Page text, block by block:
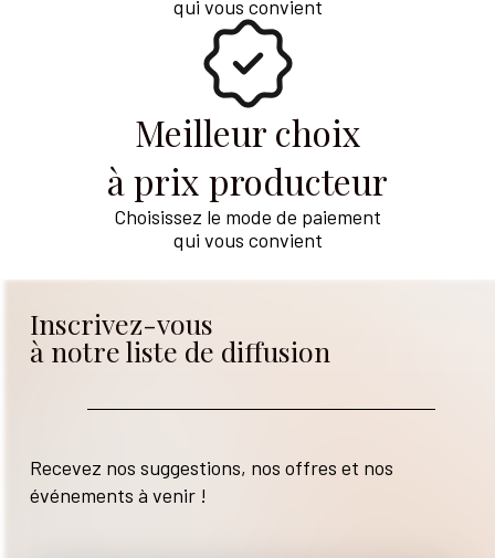
qui vous convient
Meilleur choix
à prix producteur
Choisissez le mode de paiement
qui vous convient
Inscrivez-vous
à notre liste de diffusion
Recevez nos suggestions, nos offres et nos
événements à venir !